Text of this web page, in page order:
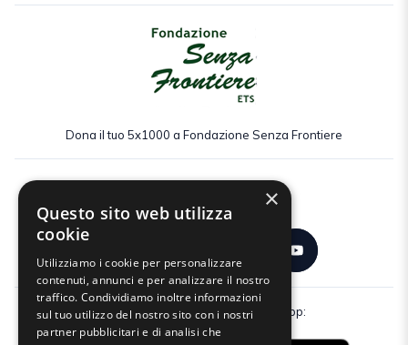
Dona il tuo 5x1000 a Fondazione Senza Frontiere
Scarica gratuitamente la nostra app:
×
Questo sito web utilizza
cookie
Utilizziamo i cookie per personalizzare
contenuti, annunci e per analizzare il nostro
traffico. Condividiamo inoltre informazioni
sul tuo utilizzo del nostro sito con i nostri
partner pubblicitari e di analisi che